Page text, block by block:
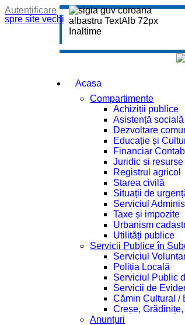
spre site vechi
Autentificare
Acasa
Compartimente
Achiziții publice
Asistență socială
Dezvoltare
Educație și
Financiar
Juridic si
Registrul agricol
Starea civilă
Situații de
Serviciul
Taxe și impozite
Urbanism
Utilități publice
Servicii Publice în
Serviciul
Poliția Locală
Serviciul Public
Servicii de
Cămin Cultural /
Creșe,
Anunțuri